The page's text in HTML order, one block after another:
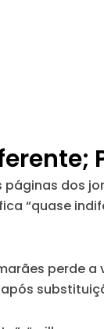
dos
“quase
perde a